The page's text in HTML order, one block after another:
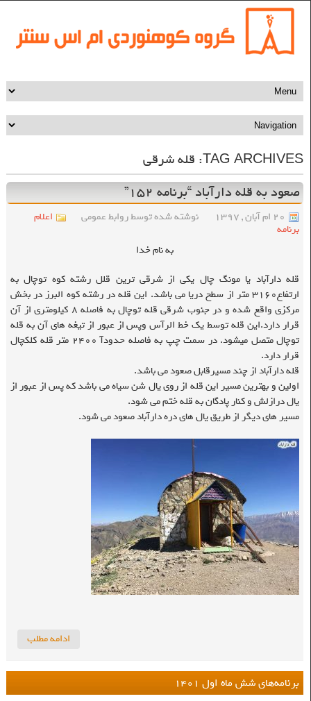
TAG ARCHIVES: قله شرقی
صعود به قله دارآباد “برنامه ۱۵۲”
۲۰ ام آبان , ۱۳۹۷ نوشته شده توسط روابط عمومی اعلام
برنامه
به نام خدا
قله دارآباد یا مونگ چال یکی از شرقی ترین قلل رشته کوه توچال به
ارتفاع۳۱۶۰ متر از سطح دریا می باشد. این قله در رشته کوه البرز در بخش
مرکزی واقع شده و در جنوب شرقی قله توچال به فاصله ۸ کیلومتری از آن
قرار دارد.این قله توسط یک خط الرآس وپس از عبور از تیغه های آن به قله
توچال متصل میشود. در سمت چپ به فاصله حدودآ ۲۴۰۰ متر قله کلکچال
قرار دارد.
قله دارآباد از چند مسیرقابل صعود می باشد.
اولین و بهترین مسیر این قله از روی یال شن سیاه می باشد که پس از عبور از
یال درازلش و کنار پادگان به قله ختم می شود.
مسیر های دیگر از طریق یال های دره دارآباد صعود می شود.
ادامه مطلب
برنامه‌های شش ماه اول ۱۴۰۱